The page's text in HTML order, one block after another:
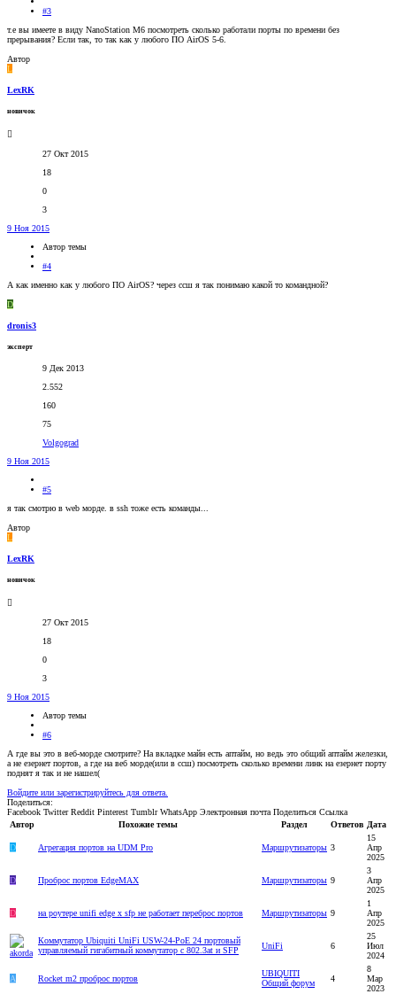
#3
т.е вы имеете в виду NanoStation M6 посмотреть сколько работали порты по времени без
прерывания? Если так, то так как у любого ПО AirOS 5-6.
Автор
L
LexRK
новичок
27 Окт 2015
18
0
3
9 Ноя 2015
Автор темы
#4
А как именно как у любого ПО AirOS? через ссш я так понимаю какой то командной?
D
dronis3
эксперт
9 Дек 2013
2.552
160
75
Volgograd
9 Ноя 2015
#5
я так смотрю в web морде. в ssh тоже есть команды...
Автор
L
LexRK
новичок
27 Окт 2015
18
0
3
9 Ноя 2015
Автор темы
#6
А где вы это в веб-морде смотрите? На вкладке майн есть аптайм, но ведь это общий аптайм железки,
а не езернет портов, а где на веб морде(или в ссш) посмотреть сколько времени линк на езернет порту
поднят я так и не нашел(
Войдите или зарегистрируйтесь для ответа.
Поделиться:
Facebook Twitter Reddit Pinterest Tumblr WhatsApp Электронная почта Поделиться Ссылка
Автор
Похожие темы Раздел Ответов Дата
D Агрегация портов на UDM Pro Маршрутизаторы 3
15
Апр
2025
D Проброс портов EdgeMAX Маршрутизаторы 9
3
Апр
2025
D на роутере unifi edge x sfp не работает переброс портов Маршрутизаторы 9
1
Апр
2025
Коммутатор Ubiquiti UniFi USW-24-PoE 24 портовый
управляемый гигабитный коммутатор с 802.3at и SFP
UniFi 6
25
Июл
2024
A Rocket m2 проброс портов
UBIQUITI
Общий форум
4
8
Мар
2023